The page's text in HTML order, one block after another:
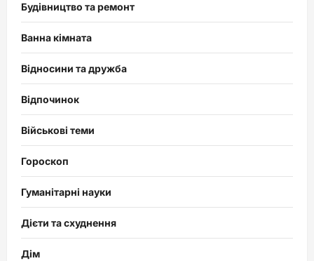
Будівництво та ремонт
Ванна кімната
Відносини та дружба
Відпочинок
Військові теми
Гороскоп
Гуманітарні науки
Дієти та схуднення
Дім